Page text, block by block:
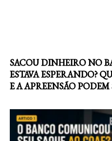
SACOU DINHEIRO NO
ESTAVA ESPERANDO?
E A APREENSÃO PODEM